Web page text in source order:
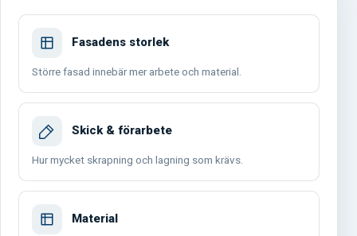
Fasadens storlek
Större fasad innebär mer arbete och material.
Skick & förarbete
Hur mycket skrapning och lagning som krävs.
Material